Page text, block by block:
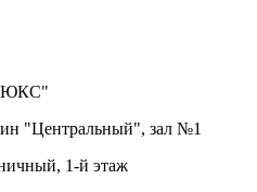
"Центральный", зал №1
1-й этаж